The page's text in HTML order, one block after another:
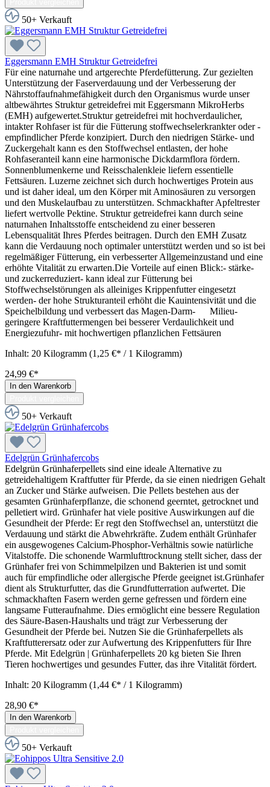
50+ Verkauft
Eggersmann EMH Struktur Getreidefrei
Für eine naturnahe und artgerechte Pferdefütterung. Zur gezielten
Unterstützung der Faserverdauung und der Verbesserung der
Nährstoffaufnahmefähigkeit durch den Organismus wurde unser
altbewährtes Struktur getreidefrei mit Eggersmann MikroHerbs
(EMH) aufgewertet.Struktur getreidefrei mit hochverdaulicher,
intakter Rohfaser ist für die Fütterung stoffwechselerkrankter oder -
empfindlicher Pferde konzipiert. Durch den niedrigen Stärke- und
Zuckergehalt kann es den Stoffwechsel entlasten, der hohe
Rohfaseranteil kann eine harmonische Dickdarmflora fördern.
Sonnenblumenkerne und Reisschalenkleie liefern essentielle
Fettsäuren. Luzerne zeichnet sich durch hochwertiges Protein aus
und ist daher ideal, um den Körper mit Aminosäuren zu versorgen
und den Muskelaufbau zu unterstützen. Schmackhafter Apfeltrester
liefert wertvolle Pektine. Struktur getreidefrei kann durch seine
naturnahen Inhaltsstoffe entscheidend zu einer besseren
Lebensqualität Ihres Pferdes beitragen. Durch den EMH Zusatz
kann die Verdauung noch optimaler unterstützt werden und so ist bei
regelmäßiger Fütterung, ein verbesserter Allgemeinzustand und eine
erhöhte Vitalität zu erwarten.Die Vorteile auf einen Blick:- stärke-
und zuckerreduziert- kann ideal zur Fütterung bei
Stoffwechselstörungen als alleiniges Krippenfutter eingesetzt
werden- der hohe Strukturanteil erhöht die Kauintensivität und die
Speichelbildung und verbessert das Magen-Darm- Milieu-
geringere Kraftfuttermengen bei besserer Verdaulichkeit und
Energiezufuhr- mit hochwertigen pflanzlichen Fettsäuren
Inhalt: 20 Kilogramm (1,25 €* / 1 Kilogramm)
24,99 €*
In den Warenkorb
50+ Verkauft
Edelgrün Grünhafercobs
Edelgrün Grünhaferpellets sind eine ideale Alternative zu
getreidehaltigem Kraftfutter für Pferde, da sie einen niedrigen Gehalt
an Zucker und Stärke aufweisen. Die Pellets bestehen aus der
gesamten Grünhaferpflanze, die schonend geerntet, getrocknet und
pelletiert wird. Grünhafer hat viele positive Auswirkungen auf die
Gesundheit der Pferde: Er regt den Stoffwechsel an, unterstützt die
Verdauung und stärkt die Abwehrkräfte. Zudem enthält Grünhafer
ein ausgewogenes Calcium-Phosphor-Verhältnis sowie natürliche
Vitalstoffe. Die schonende Warmlufttrocknung stellt sicher, dass der
Grünhafer frei von Schimmelpilzen und Bakterien ist und somit
auch für empfindliche oder allergische Pferde geeignet ist.Grünhafer
dient als Strukturfutter, das die Grundfutterration aufwertet. Die
schmackhaften Fasern werden gerne gefressen und fördern eine
langsame Futteraufnahme. Dies ermöglicht eine bessere Regulation
des Säure-Basen-Haushalts und trägt zur Verbesserung der
Gesundheit der Pferde bei. Nutzen Sie die Grünhaferpellets als
Kraftfutterersatz oder zur Aufwertung des Krippenfutters für Ihre
Pferde. Mit Edelgrün | Grünhaferpellets 20 kg bieten Sie Ihren
Tieren hochwertiges und gesundes Futter, das ihre Vitalität fördert.
Inhalt: 20 Kilogramm (1,44 €* / 1 Kilogramm)
28,90 €*
In den Warenkorb
50+ Verkauft